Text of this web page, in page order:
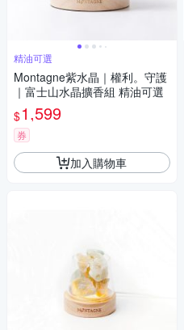
精油可選
Montagne紫水晶｜權利。守護
｜富士山水晶擴香組 精油可選
$1,599
券
加入購物車